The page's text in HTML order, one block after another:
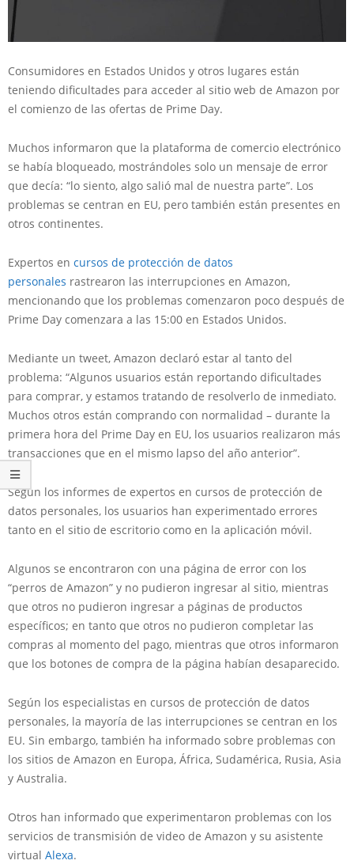
Consumidores en Estados Unidos y otros lugares están
teniendo dificultades para acceder al sitio web de Amazon por
el comienzo de las ofertas de Prime Day.
Muchos informaron que la plataforma de comercio electrónico
se había bloqueado, mostrándoles solo un mensaje de error
que decía: “lo siento, algo salió mal de nuestra parte”. Los
problemas se centran en EU, pero también están presentes en
otros continentes.
Expertos en cursos de protección de datos
personales rastrearon las interrupciones en Amazon,
mencionando que los problemas comenzaron poco después de
Prime Day comenzara a las 15:00 en Estados Unidos.
Mediante un tweet, Amazon declaró estar al tanto del
problema: “Algunos usuarios están reportando dificultades
para comprar, y estamos tratando de resolverlo de inmediato.
Muchos otros están comprando con normalidad – durante la
primera hora del Prime Day en EU, los usuarios realizaron más
transacciones que en el mismo lapso del año anterior”.
Según los informes de expertos en cursos de protección de
datos personales, los usuarios han experimentado errores
tanto en el sitio de escritorio como en la aplicación móvil.
Algunos se encontraron con una página de error con los
“perros de Amazon” y no pudieron ingresar al sitio, mientras
que otros no pudieron ingresar a páginas de productos
específicos; en tanto que otros no pudieron completar las
compras al momento del pago, mientras que otros informaron
que los botones de compra de la página habían desaparecido.
Según los especialistas en cursos de protección de datos
personales, la mayoría de las interrupciones se centran en los
EU. Sin embargo, también ha informado sobre problemas con
los sitios de Amazon en Europa, África, Sudamérica, Rusia, Asia
y Australia.
Otros han informado que experimentaron problemas con los
servicios de transmisión de video de Amazon y su asistente
virtual Alexa.